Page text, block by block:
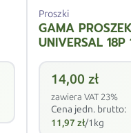
Proszki
GAMA
UNIVERSAL 18P
14,00 zł
zawiera VAT 23%
Cena jedn. brutto:
11,97 zł/1kg